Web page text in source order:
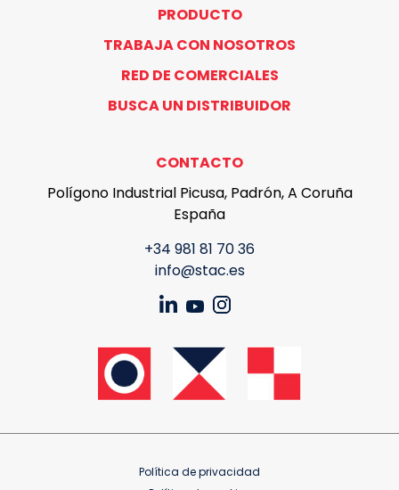
PRODUCTO
TRABAJA CON NOSOTROS
RED DE COMERCIALES
BUSCA UN DISTRIBUIDOR
CONTACTO
Polígono Industrial Picusa, Padrón, A Coruña
España
+34 981 81 70 36
info@stac.es
Política de privacidad